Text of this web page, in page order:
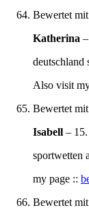
Bewertet mit
Katherina –
deutschland
Also visit
Bewertet mit
Isabell –
sportwetten
my page ::
Bewertet mit